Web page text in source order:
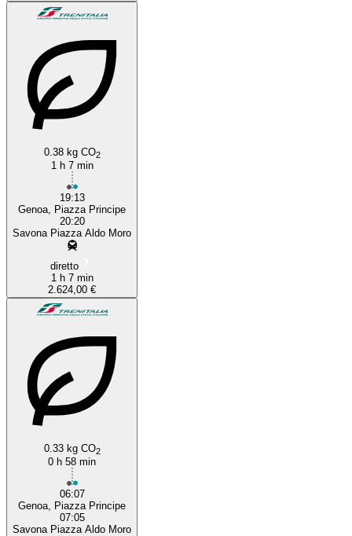
0.38 kg CO2
1 h 7 min
19:13
Genoa, Piazza Principe
20:20
Savona Piazza Aldo Moro
diretto
1 h 7 min
2.624,00 €
0.33 kg CO2
0 h 58 min
06:07
Genoa, Piazza Principe
07:05
Savona Piazza Aldo Moro